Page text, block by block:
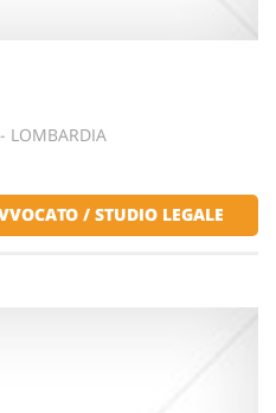
LOMBARDIA
/ STUDIO LEGALE